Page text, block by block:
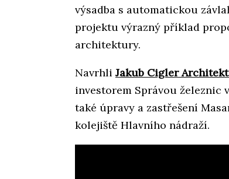
výsadba s automatickou
projektu výrazný příklad
architektury.
Navrhli Jakub Cigler
investorem Správou železnic
také úpravy a zastřešení
kolejiště Hlavního nádraží.